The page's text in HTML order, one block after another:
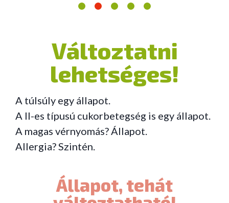
Változtatni
lehetséges!
A túlsúly egy állapot.
A II-es típusú cukorbetegség is egy állapot.
A magas vérnyomás? Állapot.
Allergia? Szintén.
Állapot, tehát